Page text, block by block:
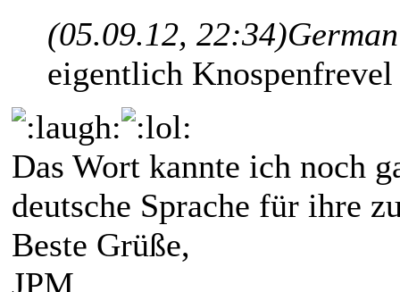
(05.09.12, 22:34)
eigentlich Knospenfrevel
Das Wort kannte ich noch
deutsche Sprache für ihre
Beste Grüße,
JPM